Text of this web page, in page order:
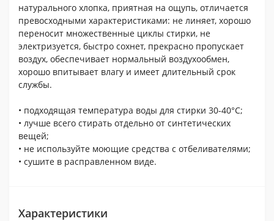
натурального хлопка, приятная на ощупь, отличается
превосходными характеристиками: не линяет, хорошо
переносит множественные циклы стирки, не
электризуется, быстро сохнет, прекрасно пропускает
воздух, обеспечивает нормальный воздухообмен,
хорошо впитывает влагу и имеет длительный срок
службы.
• подходящая температура воды для стирки 30-40°С;
• лучше всего стирать отдельно от синтетических
вещей;
• не используйте моющие средства с отбеливателями;
• сушите в расправленном виде.
Характеристики